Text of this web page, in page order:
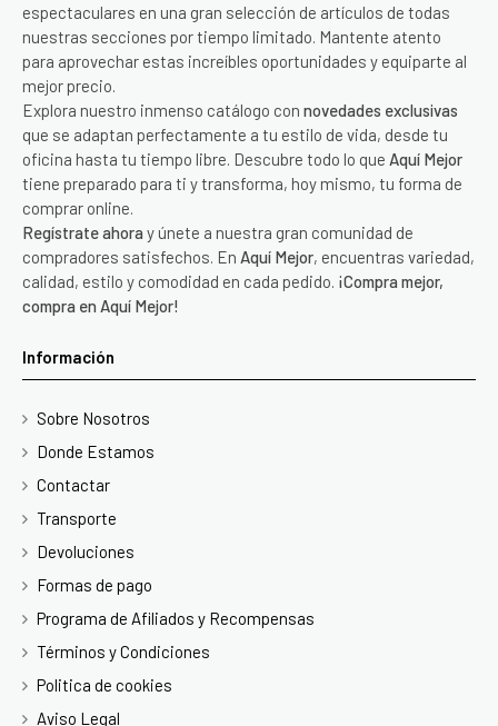
espectaculares en una gran selección de artículos de todas
nuestras secciones por tiempo limitado. Mantente atento
para aprovechar estas increíbles oportunidades y equiparte al
mejor precio.
Explora nuestro inmenso catálogo con novedades exclusivas
que se adaptan perfectamente a tu estilo de vida, desde tu
oficina hasta tu tiempo libre. Descubre todo lo que Aquí Mejor
tiene preparado para ti y transforma, hoy mismo, tu forma de
comprar online.
Regístrate ahora y únete a nuestra gran comunidad de
compradores satisfechos. En Aquí Mejor, encuentras variedad,
calidad, estilo y comodidad en cada pedido. ¡Compra mejor,
compra en Aquí Mejor!
Información
Sobre Nosotros
Donde Estamos
Contactar
Transporte
Devoluciones
Formas de pago
Programa de Afiliados y Recompensas
Términos y Condiciones
Politica de cookies
Aviso Legal